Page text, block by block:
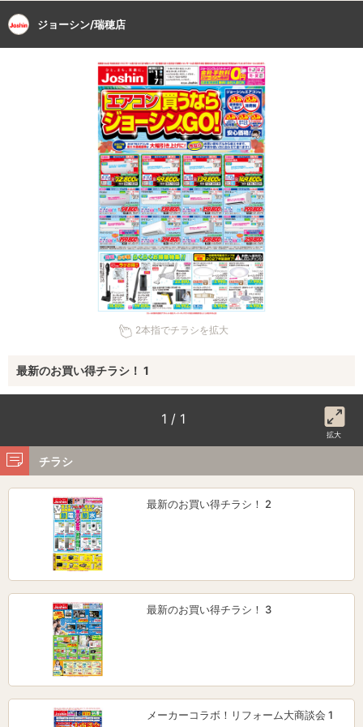
ジョーシン/瑞穂店
2本指でチラシを拡大
最新のお買い得チラシ！ 1
1 / 1
拡大
チラシ
最新のお買い得チラシ！ 2
最新のお買い得チラシ！ 3
メーカーコラボ！リフォーム大商談会 1